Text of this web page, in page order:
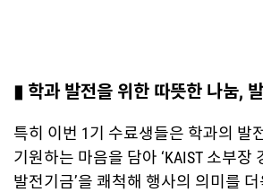
▮ 학과 발전을 위한 따뜻한 나눔,
특히 이번 1기 수료생들은 학과의 발
기원하는 마음을 담아 ‘KAIST 소부장
발전기금’을 쾌척해 행사의 의미를